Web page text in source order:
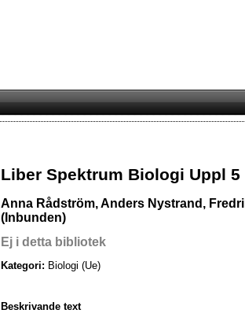
Liber Spektrum Biologi Uppl 5
Anna Rådström, Anders Nystrand,
(Inbunden)
Ej i detta bibliotek
Kategori: Biologi (Ue)
Beskrivande text